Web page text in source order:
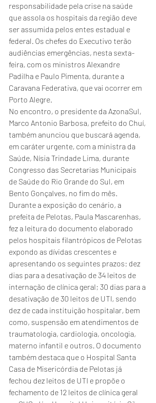
responsabilidade pela crise na saúde
que assola os hospitais da região deve
ser assumida pelos entes estadual e
federal. Os chefes do Executivo terão
audiências emergências, nesta sexta-
feira, com os ministros Alexandre
Padilha e Paulo Pimenta, durante a
Caravana Federativa, que vai ocorrer em
Porto Alegre.
No encontro, o presidente da AzonaSul,
Marco Antonio Barbosa, prefeito do Chuí,
também anunciou que buscará agenda,
em caráter urgente, com a ministra da
Saúde, Nísia Trindade Lima, durante
Congresso das Secretarias Municipais
de Saúde do Rio Grande do Sul, em
Bento Gonçalves, no fim do mês.
Durante a exposição do cenário, a
prefeita de Pelotas, Paula Mascarenhas,
fez a leitura do documento elaborado
pelos hospitais filantrópicos de Pelotas
expondo as dívidas crescentes e
apresentando os seguintes prazos: dez
dias para a desativação de 34 leitos de
internação de clínica geral; 30 dias para a
desativação de 30 leitos de UTI, sendo
dez de cada instituição hospitalar, bem
como, suspensão em atendimentos de
traumatologia, cardiologia, oncologia,
materno infantil e outros. O documento
também destaca que o Hospital Santa
Casa de Misericórdia de Pelotas já
fechou dez leitos de UTI e propõe o
fechamento de 12 leitos de clínica geral